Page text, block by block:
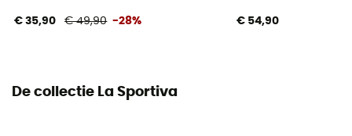
€ 35,90 € 49,90 -28% € 54,90
De collectie La Sportiva